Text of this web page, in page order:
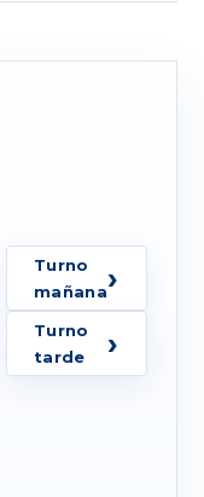
Turno
mañana›
Turno
tarde
›